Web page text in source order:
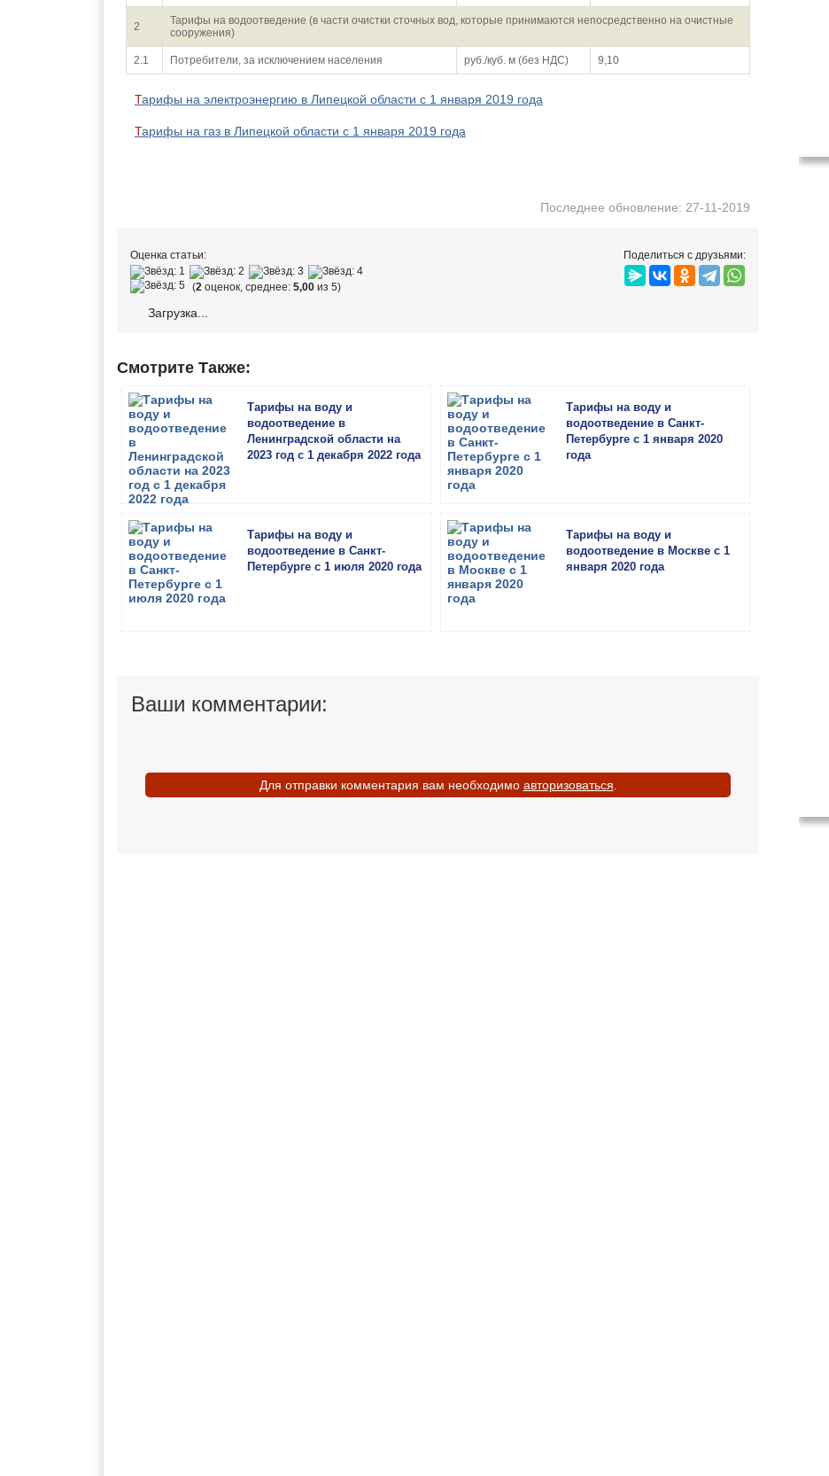
2
Тарифы на водоотведение (в части очистки сточных вод, которые принимаются непосредственно на очистные
сооружения)
2.1 Потребители, за исключением населения руб./куб. м (без НДС) 9,10
Тарифы на электроэнергию в Липецкой области с 1 января 2019 года
Тарифы на газ в Липецкой области с 1 января 2019 года
Последнее обновление: 27-11-2019
Оценка статьи:
(2 оценок, среднее: 5,00 из 5)
Загрузка...
Поделиться с друзьями:
Смотрите Также:
Тарифы на воду и
водоотведение в
Ленинградской области на
2023 год с 1 декабря 2022 года
Тарифы на воду и
водоотведение в Санкт-
Петербурге с 1 января 2020
года
Тарифы на воду и
водоотведение в Санкт-
Петербурге с 1 июля 2020 года
Тарифы на воду и
водоотведение в Москве с 1
января 2020 года
Ваши комментарии:
Для отправки комментария вам необходимо авторизоваться